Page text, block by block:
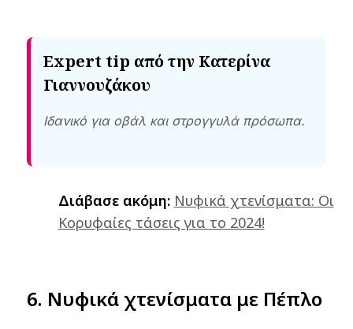
Expert tip από την Κατερίνα
Γιαννουζάκου
Ιδανικό για οβάλ και στρογγυλά πρόσωπα.
Διάβασε ακόμη: Νυφικά χτενίσματα: Οι
Κορυφαίες τάσεις για το 2024!
6. Νυφικά χτενίσματα με Πέπλο